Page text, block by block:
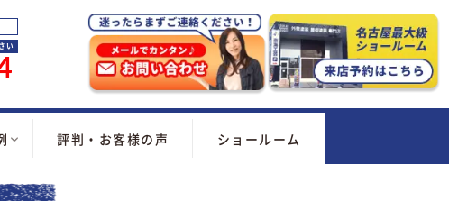
い
評判・お客様の声 ショールーム